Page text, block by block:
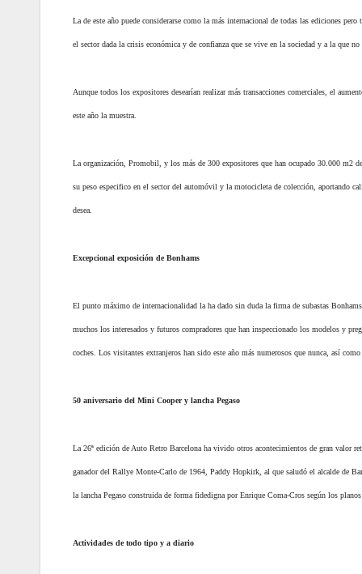
La de este año puede considerarse como la más internacional de todas las ediciones
el sector dada la crisis económica y de confianza que se vive en la sociedad y a la que no
Aunque todos los expositores desearían realizar más transacciones comerciales, el
este año la muestra.
La organización, Promobil, y los más de 300 expositores que han ocupado 30.000 m2
su peso especifico en el sector del automóvil y la motocicleta de colección, aportando
desea.
Excepcional exposición de Bonhams
El punto máximo de internacionalidad la ha dado sin duda la firma de subastas
muchos los interesados y futuros compradores que han inspeccionado los modelos y
coches. Los visitantes extranjeros han sido este año más numerosos que nunca, así
50 aniversario del Mini Cooper y lancha Pegaso
La 26ª edición de Auto Retro Barcelona ha vivido otros acontecimientos de gran
ganador del Rallye Monte-Carlo de 1964, Paddy Hopkirk, al que saludó el alcalde de
la lancha Pegaso construida de forma fidedigna por Enrique Coma-Cros según los
Actividades de todo tipo y a diario